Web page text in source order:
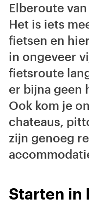
Elberoute
Het is iets
fietsen en
in ongeveer
fietsroute
er bijna geen
Ook kom je
chateaus,
zijn genoeg
Starten in